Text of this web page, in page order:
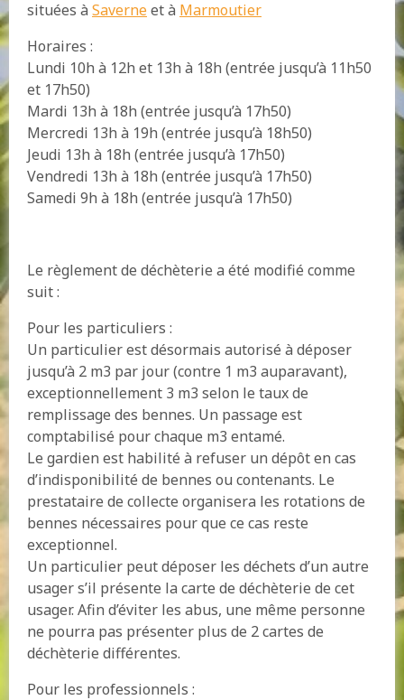
situées à Saverneet à Marmoutier
Horaires :
Lundi 10h à 12h et 13h à 18h (entrée jusqu’à 11h50
et 17h50)
Mardi 13h à 18h (entrée jusqu’à 17h50)
Mercredi 13h à 19h (entrée jusqu’à 18h50)
Jeudi 13h à 18h (entrée jusqu’à 17h50)
Vendredi 13h à 18h (entrée jusqu’à 17h50)
Samedi 9h à 18h (entrée jusqu’à 17h50)
Le règlement de déchèterie a été modifié comme
suit :
Pour les particuliers :
Un particulier est désormais autorisé à déposer
jusqu’à 2 m3 par jour (contre 1 m3 auparavant),
exceptionnellement 3 m3 selon le taux de
remplissage des bennes. Un passage est
comptabilisé pour chaque m3 entamé.
Le gardien est habilité à refuser un dépôt en cas
d’indisponibilité de bennes ou contenants. Le
prestataire de collecte organisera les rotations de
bennes nécessaires pour que ce cas reste
exceptionnel.
Un particulier peut déposer les déchets d’un autre
usager s’il présente la carte de déchèterie de cet
usager. Afin d’éviter les abus, une même personne
ne pourra pas présenter plus de 2 cartes de
déchèterie différentes.
Pour les professionnels :